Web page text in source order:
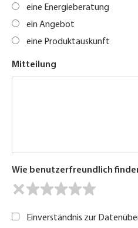
eine Energieberatung
ein Angebot
eine Produktauskunft
Mitteilung
Wie benutzerfreundlich
Einverständnis zur